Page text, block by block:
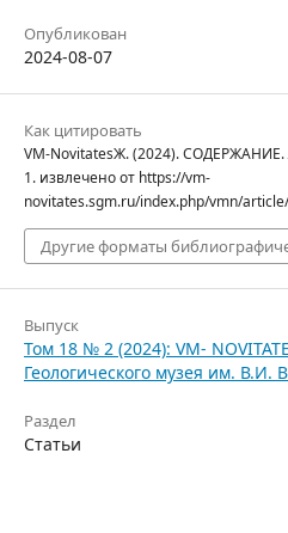
Опубликован
2024-08-07
Как цитировать
VM-NovitatesЖ. (2024). СОДЕРЖАНИЕ.
1. извлечено от https://vm-
novitates.sgm.ru/index.php/vmn/
Другие форматы
Выпуск
Том 18 № 2 (2024): VM-
Геологического музея им. В.И.
Раздел
Статьи